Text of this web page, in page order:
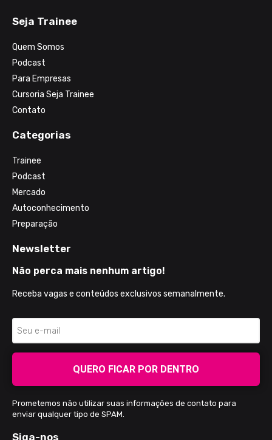
Seja Trainee
Quem Somos
Podcast
Para Empresas
Cursoria Seja Trainee
Contato
Categorias
Trainee
Podcast
Mercado
Autoconhecimento
Preparação
Newsletter
Não perca mais nenhum artigo!
Receba vagas e conteúdos exclusivos semanalmente.
QUERO FICAR POR DENTRO
Prometemos não utilizar suas informações de contato para
enviar qualquer tipo de SPAM.
Siga-nos